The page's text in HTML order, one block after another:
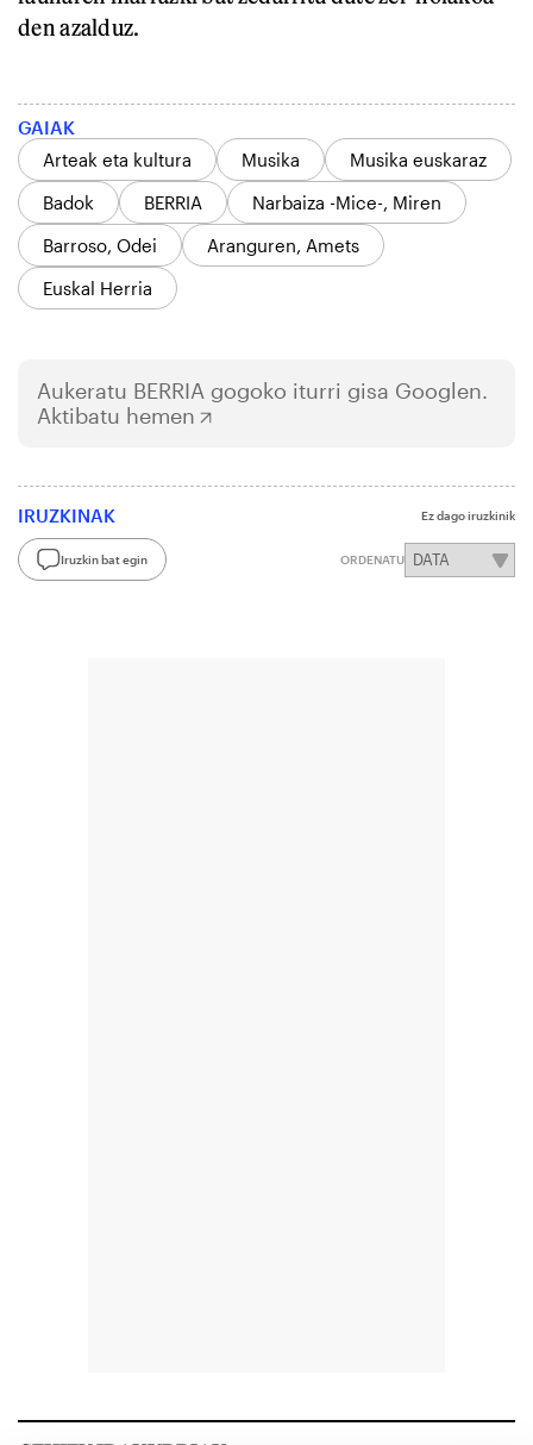
den azalduz.
GAIAK
Arteak eta kultura
Musika
Musika euskaraz
Badok
BERRIA
Narbaiza -Mice-, Miren
Barroso, Odei
Aranguren, Amets
Euskal Herria
Aukeratu BERRIA gogoko iturri gisa Googlen.
Aktibatu hemen
IRUZKINAK Ez dago iruzkinik
Iruzkin bat egin ORDENATU